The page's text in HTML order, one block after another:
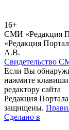
16+
СМИ «Редакция
«Редакция
А.В.
Свидетельство
Если Вы
нажмите
редактору сайта
Редакция
защищены.
Сделано в